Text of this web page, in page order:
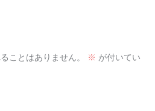
ことはありません。 ※ が付いてい